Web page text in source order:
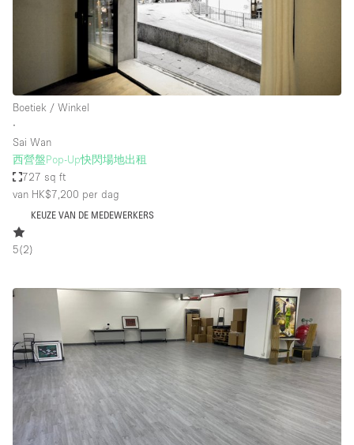
Boetiek / Winkel
∙
Sai Wan
西營盤Pop-Up快閃場地出租
727 sq ft
van HK$7,200 per dag
KEUZE VAN DE MEDEWERKERS
5(2)